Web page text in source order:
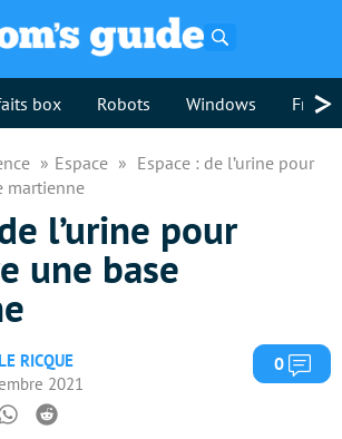
box Robots Windows >
Espace
Espace : de l’urine pour
martienne
l’urine pour
une base
RICQUE
2021
0
Whatsapp
Reddit